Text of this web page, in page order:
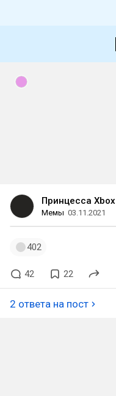
Принцесса Xbox
Мемы 03.11.2021
402
42 22
2 ответа на пост